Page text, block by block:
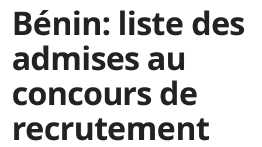
Bénin: liste des
admises au
concours de
recrutement